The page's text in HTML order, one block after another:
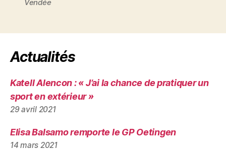
Vendée
Actualités
Katell Alencon : « J’ai la chance de pratiquer un
sport en extérieur »
29 avril 2021
Elisa Balsamo remporte le GP Oetingen
14 mars 2021